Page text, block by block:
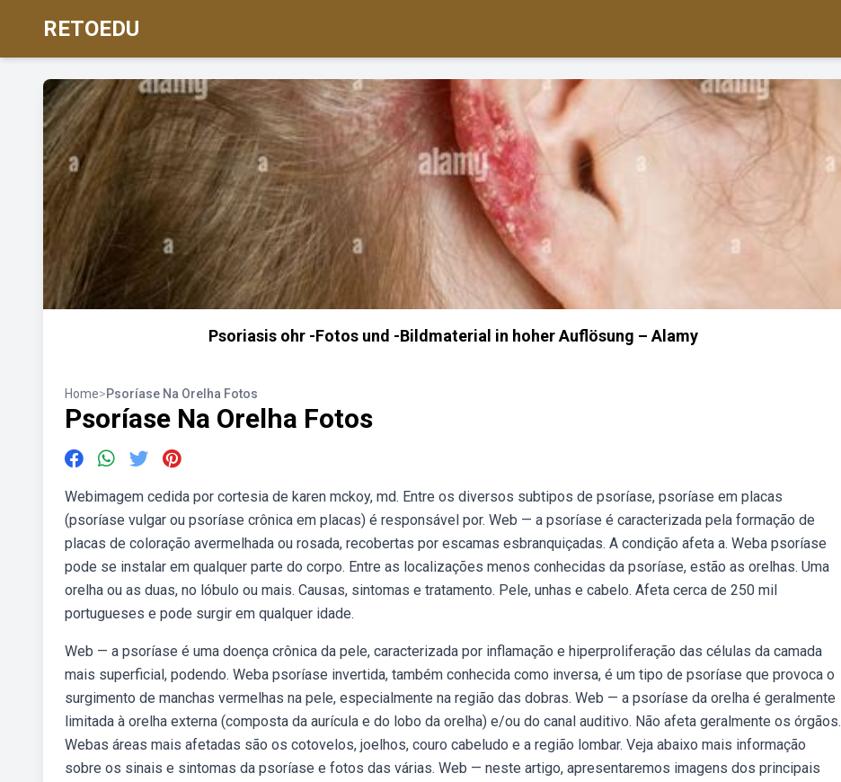
RETOEDU
Psoriasis ohr -Fotos und -Bildmaterial in hoher Auflösung – Alamy
Home>Psoríase Na Orelha Fotos
Psoríase Na Orelha Fotos
Webimagem cedida por cortesia de karen mckoy, md. Entre os diversos subtipos de psoríase, psoríase em placas
(psoríase vulgar ou psoríase crônica em placas) é responsável por. Web — a psoríase é caracterizada pela formação de
placas de coloração avermelhada ou rosada, recobertas por escamas esbranquiçadas. A condição afeta a. Weba psoríase
pode se instalar em qualquer parte do corpo. Entre as localizações menos conhecidas da psoríase, estão as orelhas. Uma
orelha ou as duas, no lóbulo ou mais. Causas, sintomas e tratamento. Pele, unhas e cabelo. Afeta cerca de 250 mil
portugueses e pode surgir em qualquer idade.
Web — a psoríase é uma doença crônica da pele, caracterizada por inflamação e hiperproliferação das células da camada
mais superficial, podendo. Weba psoríase invertida, também conhecida como inversa, é um tipo de psoríase que provoca o
surgimento de manchas vermelhas na pele, especialmente na região das dobras. Web — a psoríase da orelha é geralmente
limitada à orelha externa (composta da aurícula e do lobo da orelha) e/ou do canal auditivo. Não afeta geralmente os órgãos.
Webas áreas mais afetadas são os cotovelos, joelhos, couro cabeludo e a região lombar. Veja abaixo mais informação
sobre os sinais e sintomas da psoríase e fotos das várias. Web — neste artigo, apresentaremos imagens dos principais